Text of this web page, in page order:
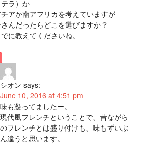
ラ）か
アか南アフリカを考えていますが
んだったらどこを選びますか？
に教えてくださいね。
シオン says:
June 10, 2016 at 4:51 pm
味も凝ってましたー。
現代風フレンチということで、昔ながら
のフレンチとは盛り付けも、味もずいぶ
ん違うと思います。